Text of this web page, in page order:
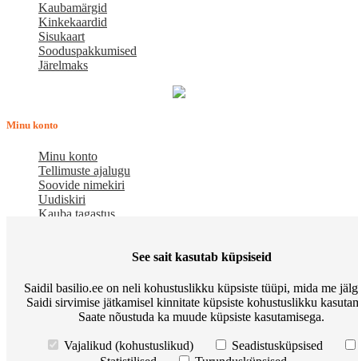
Kaubamärgid
Kinkekaardid
Sisukaart
Sooduspakkumised
Järelmaks
Minu konto
Minu konto
Tellimuste ajalugu
Soovide nimekiri
Uudiskiri
Kauba tagastus
pakub kaupu lemmikloomadele. Me hindame igat ostjat ja väga
loodame, et meie uued kliendid muutuvad püsiklientideks. Me
loodame pikaajalisele ja viljakale koostööle.
küsimused Meist Põhitingimused Preemiapunktid. Allahindlus kuni
See sait kasutab küpsiseid
Saidil basilio.ee on neli kohustuslikku küpsiste tüüpi, mida me
Saidi sirvimise jätkamisel kinnitate küpsiste kohustuslikku
Saate nõustuda ka muude küpsiste kasutamisega.
Vajalikud (kohustuslikud)
Seadistusküpsised